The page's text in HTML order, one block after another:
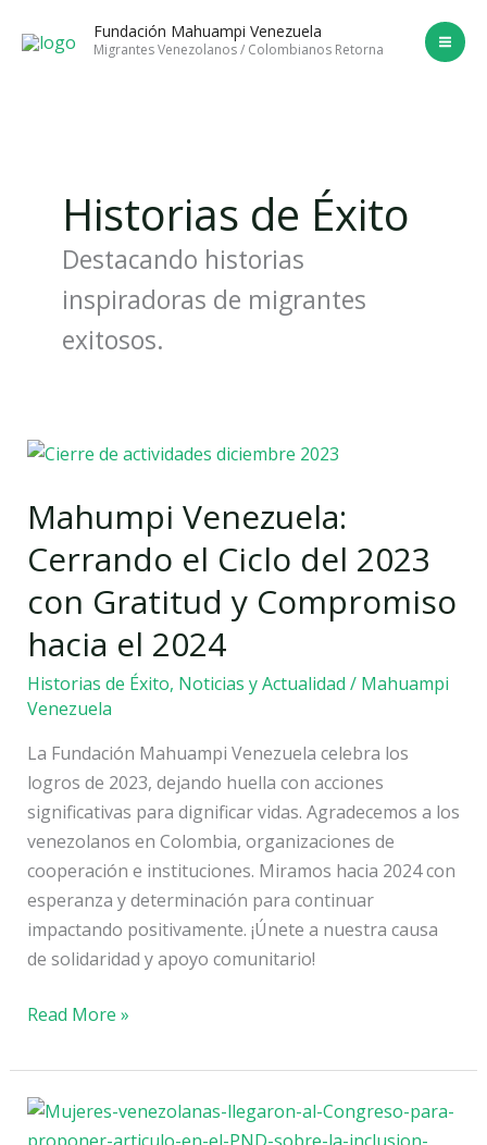
Fundación Mahuampi Venezuela
Migrantes Venezolanos / Colombianos Retorna
Historias de Éxito
Destacando historias
inspiradoras de migrantes
exitosos.
Mahumpi Venezuela:
Cerrando el Ciclo del 2023
con Gratitud y Compromiso
hacia el 2024
Historias de Éxito, Noticias y Actualidad / Mahuampi
Venezuela
La Fundación Mahuampi Venezuela celebra los
logros de 2023, dejando huella con acciones
significativas para dignificar vidas. Agradecemos a los
venezolanos en Colombia, organizaciones de
cooperación e instituciones. Miramos hacia 2024 con
esperanza y determinación para continuar
impactando positivamente. ¡Únete a nuestra causa
de solidaridad y apoyo comunitario!
Mahumpi
Cerrando
Ciclo
del
2023
con
Gratitud
y
Compromiso
hacia
el
2024
Read More »
Mujeres
venezolanas